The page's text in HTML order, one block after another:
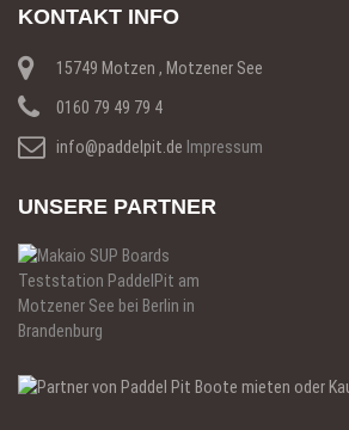
KONTAKT INFO
15749 Motzen , Motzener See
0160 79 49 79 4
info@paddelpit.de Impressum
UNSERE PARTNER